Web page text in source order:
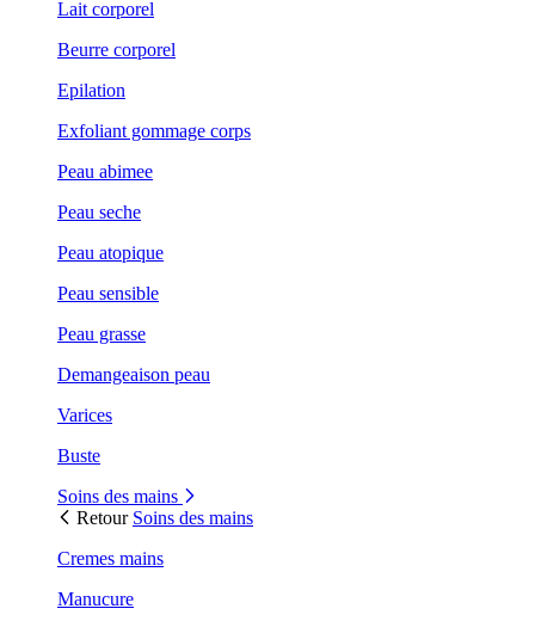
Lait corporel
Beurre corporel
Epilation
Exfoliant gommage corps
Peau abimee
Peau seche
Peau atopique
Peau sensible
Peau grasse
Demangeaison peau
Varices
Buste
Soins des mains
Retour Soins des mains
Cremes mains
Manucure